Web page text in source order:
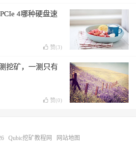
4哪种硬盘速
赞(3)
挖矿，一测只有
赞(0)
Qubic挖矿教程网 网站地图